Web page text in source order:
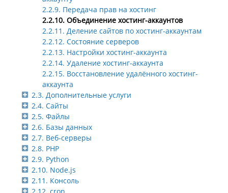
2.2.9. Передача прав на хостинг
2.2.10. Объединение хостинг-аккаунтов
2.2.11. Деление сайтов по хостинг-аккаунтам
2.2.12. Состояние серверов
2.2.13. Настройки хостинг-аккаунта
2.2.14. Удаление хостинг-аккаунта
2.2.15. Восстановление удалённого хостинг-
аккаунта
2.3. Дополнительные услуги
2.4. Сайты
2.5. Файлы
2.6. Базы данных
2.7. Веб-серверы
2.8. PHP
2.9. Python
2.10. Node.js
2.11. Консоль